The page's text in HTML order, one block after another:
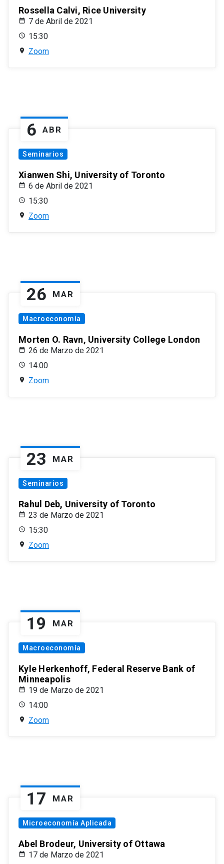
Rossella Calvi, Rice University
7 de Abril de 2021
15:30
Zoom
6 ABR
Seminarios
Xianwen Shi, University of Toronto
6 de Abril de 2021
15:30
Zoom
26 MAR
Macroeconomía
Morten O. Ravn, University College London
26 de Marzo de 2021
14:00
Zoom
23 MAR
Seminarios
Rahul Deb, University of Toronto
23 de Marzo de 2021
15:30
Zoom
19 MAR
Macroeconomía
Kyle Herkenhoff, Federal Reserve Bank of
Minneapolis
19 de Marzo de 2021
14:00
Zoom
17 MAR
Microeconomía Aplicada
Abel Brodeur, University of Ottawa
17 de Marzo de 2021